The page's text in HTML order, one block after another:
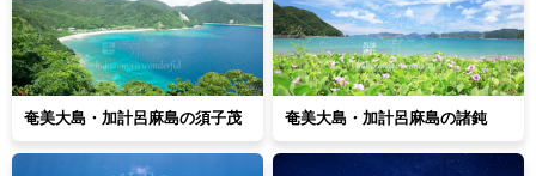
奄美大島・加計呂麻島の須子茂 奄美大島・加計呂麻島の諸鈍